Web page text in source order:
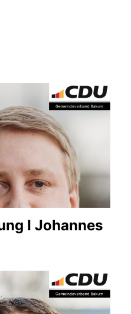
I Johannes